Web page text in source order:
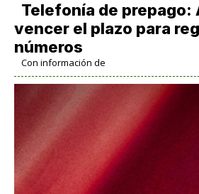
Telefonía de prepago:
vencer el plazo para
números
Con información de